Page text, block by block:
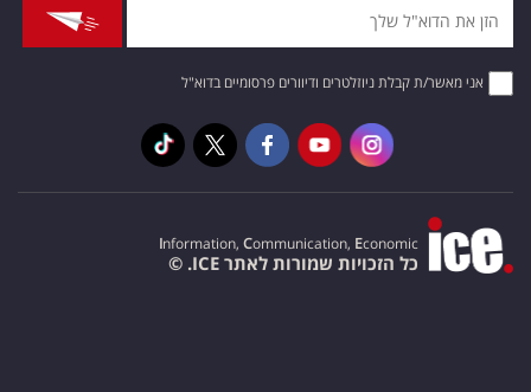
אני מאשר/ת קבלת ניוזלטרים ודיוורים פרסומיים בדוא"ל
Information, Communication, Economic
כל הזכויות שמורות לאתר ICE. ©